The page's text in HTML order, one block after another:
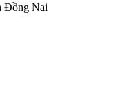
Đồng Nai